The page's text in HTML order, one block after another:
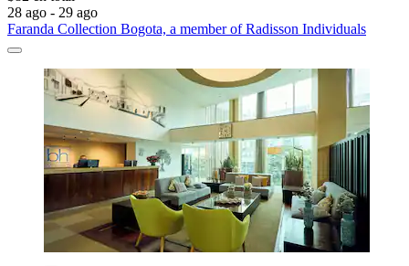
28 ago - 29 ago
Faranda Collection Bogota, a member of Radisson Individuals